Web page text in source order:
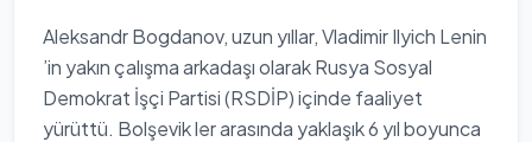
Aleksandr Bogdanov, uzun yıllar, Vladimir Ilyich Lenin
’in yakın çalışma arkadaşı olarak Rusya Sosyal
Demokrat İşçi Partisi (RSDİP) içinde faaliyet
yürüttü. Bolşevik ler arasında yaklaşık 6 yıl boyunca